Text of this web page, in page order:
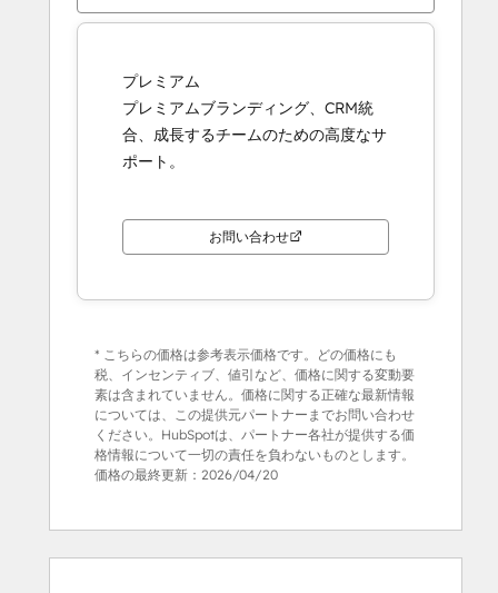
プレミアム
プレミアムブランディング、CRM統
合、成長するチームのための高度なサ
ポート。
お問い合わせ
* こちらの価格は参考表示価格です。どの価格にも
税、インセンティブ、値引など、価格に関する変動要
素は含まれていません。価格に関する正確な最新情報
については、この提供元パートナーまでお問い合わせ
ください。HubSpotは、パートナー各社が提供する価
格情報について一切の責任を負わないものとします。
価格の最終更新： 2026/04/20